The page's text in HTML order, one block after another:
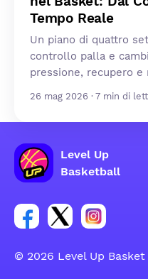
Tempo Reale
Un piano di quattro
controllo palla e
pressione, recupero e
26 mag 2026 · 7 min di
Level Up
Basketball
Link per il gruppo
Link per il gruppo
Link per il
© 2026 Level Up Basket